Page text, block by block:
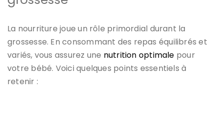
La nourriture joue un rôle primordial durant la
grossesse. En consommant des repas équilibrés et
variés, vous assurez une nutrition optimale pour
votre bébé. Voici quelques points essentiels à
retenir :